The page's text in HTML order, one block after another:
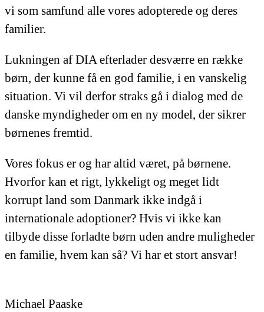
vi som samfund alle vores adopterede og deres
familier.
Lukningen af DIA efterlader desværre en række
børn, der kunne få en god familie, i en vanskelig
situation. Vi vil derfor straks gå i dialog med de
danske myndigheder om en ny model, der sikrer
børnenes fremtid.
Vores fokus er og har altid været, på børnene.
Hvorfor kan et rigt, lykkeligt og meget lidt
korrupt land som Danmark ikke indgå i
internationale adoptioner? Hvis vi ikke kan
tilbyde disse forladte børn uden andre muligheder
en familie, hvem kan så? Vi har et stort ansvar!
Michael Paaske